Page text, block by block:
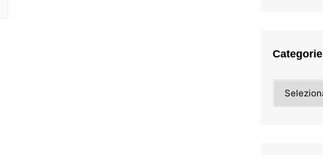
Categorie